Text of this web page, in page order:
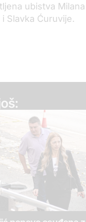
ubistva
Slavka Ćuruvije.